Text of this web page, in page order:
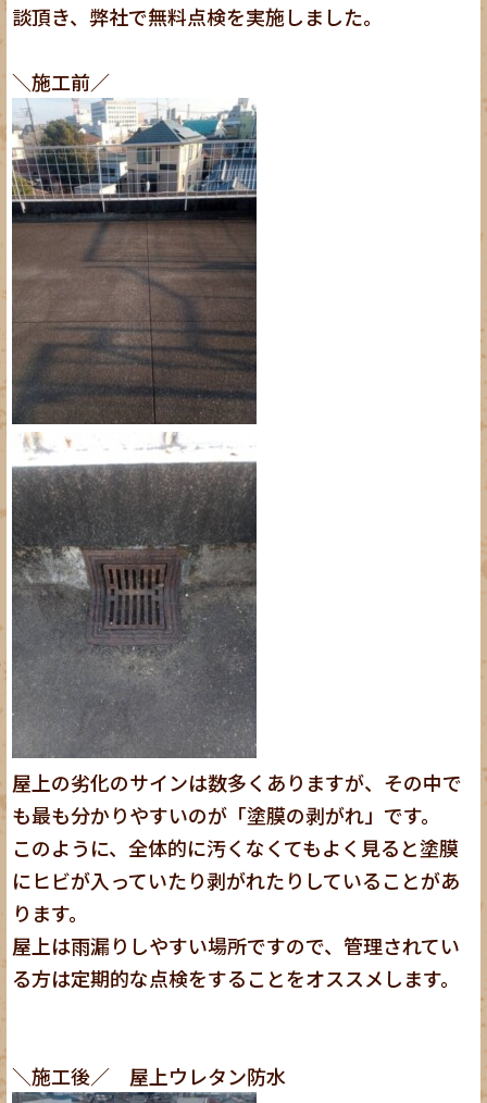
談頂き、弊社で無料点検を実施しました。
＼施工前／
屋上の劣化のサインは数多くありますが、その中で
も最も分かりやすいのが「塗膜の剥がれ」です。
このように、全体的に汚くなくてもよく見ると塗膜
にヒビが入っていたり剥がれたりしていることがあ
ります。
屋上は雨漏りしやすい場所ですので、管理されてい
る方は定期的な点検をすることをオススメします。
＼施工後／ 屋上ウレタン防水